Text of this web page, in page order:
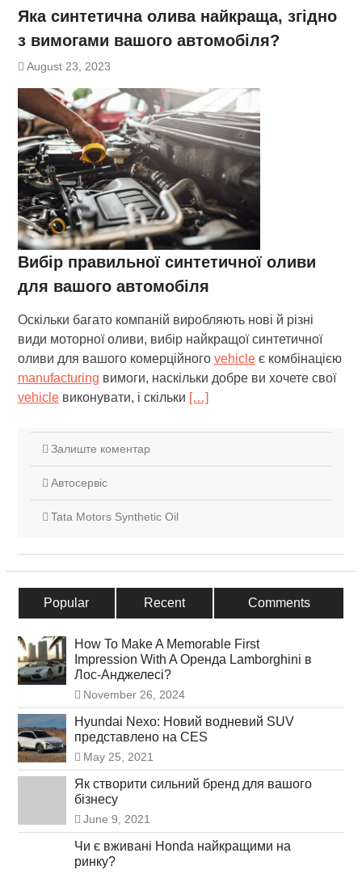
Яка синтетична олива найкраща, згідно
з вимогами вашого автомобіля?
August 23, 2023
Вибір правильної синтетичної оливи
для вашого автомобіля
Оскільки багато компаній виробляють нові й різні
види моторної оливи, вибір найкращої синтетичної
оливи для вашого комерційного vehicleє комбінацією
manufacturing вимоги, наскільки добре ви хочете свої
vehicleвиконувати, і скільки […]
Залиште коментар
Автосервіс
Tata Motors Synthetic Oil
Popular Recent Comments
How To Make A Memorable First
Impression With A Оренда Lamborghini в
Лос-Анджелесі?
November 26, 2024
Hyundai Nexo: Новий водневий SUV
представлено на CES
May 25, 2021
Як створити сильний бренд для вашого
бізнесу
June 9, 2021
Чи є вживані Honda найкращими на
ринку?